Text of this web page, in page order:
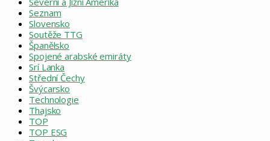
Seznam
Slovensko
Soutěže TTG
Španělsko
Spojené arabské emiráty
Srí Lanka
Střední Čechy
Švýcarsko
Technologie
Thajsko
TOP
TOP ESG